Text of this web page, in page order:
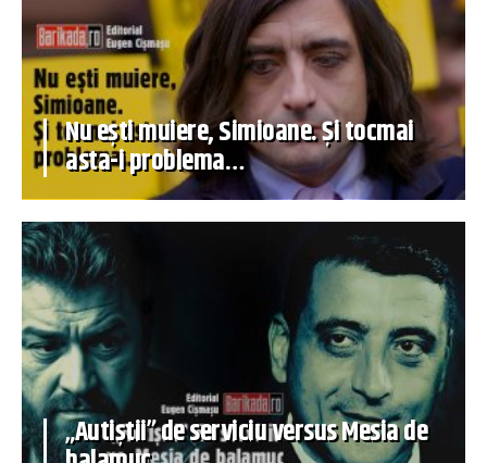
Nu ești muiere, Simioane. Și tocmai
asta-i problema…
„Autiștii” de serviciu versus Mesia de